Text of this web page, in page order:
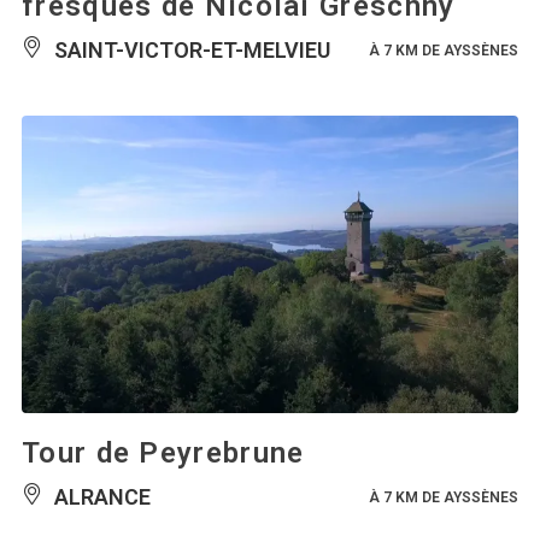
SAINT-VICTOR-ET-MELVIEU À 7 KM DE AYSSÈNES
Tour de Peyrebrune
ALRANCE À 7 KM DE AYSSÈNES